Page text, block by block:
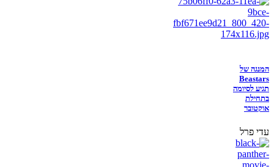
המנגה של
Beastars
תגיע לסיומה
בתחילת
אוקטובר
עדי פרל